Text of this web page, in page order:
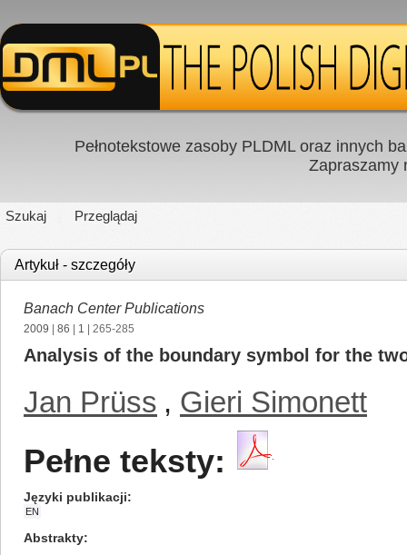
Pełnotekstowe zasoby PLDML oraz innych
Zapraszamy
Szukaj Przeglądaj
Artykuł - szczegóły
Banach Center Publications
2009 86 1 | 265-285
Analysis of the boundary symbol for the
Jan Prüss , Gieri Simonett
Pełne teksty:
Języki publikacji
EN
Abstrakty